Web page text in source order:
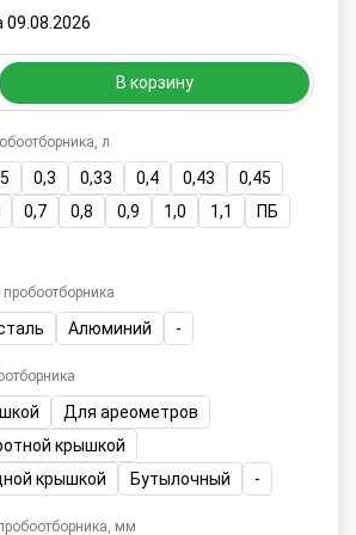
09.08.2026
В корзину
л
0,3 0,33 0,4 0,43
0,45
0,7 0,8 0,9 1,0 1,1
ПБ
Алюминий -
Для ареометров
крышкой
крышкой
Бутылочный -
мм